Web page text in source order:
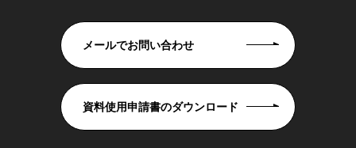
メールでお問い合わせ
資料使用申請書のダウンロード